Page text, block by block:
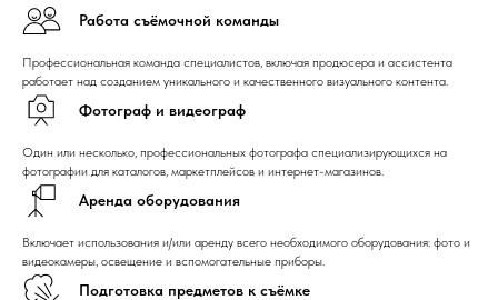
Работа съёмочной команды
Профессиональная команда специалистов, включая продюсера и ассистента
работает над созданием уникального и качественного визуального контента.
Фотограф и видеограф
Один или несколько, профессиональных фотографа специализирующихся на
фотографии для каталогов, маркетплейсов и интернет-магазинов.
Аренда оборудования
Включает использования и/или аренду всего необходимого оборудования: фото и
видеокамеры, освещение и вспомогательные приборы.
Подготовка предметов к съёмке